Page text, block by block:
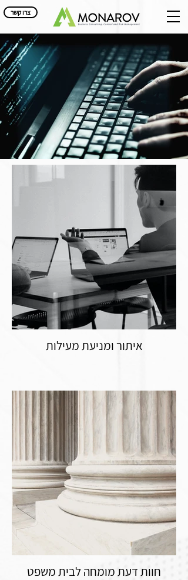
צרו קשר
איתור ומניעת מעילות
חוות דעת מומחה לבית משפט